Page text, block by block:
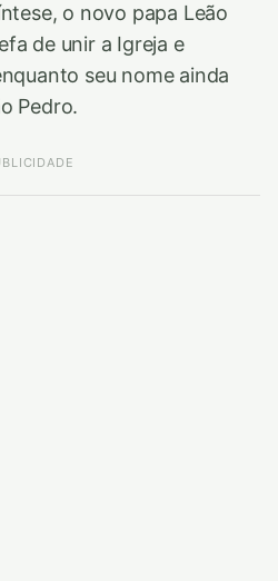
o novo papa Leão
de unir a Igreja e
seu nome ainda
Pedro.